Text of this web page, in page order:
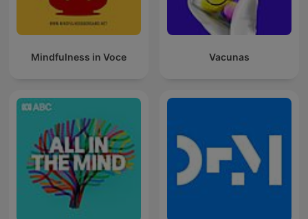
Mindfulness in Voce Vacunas